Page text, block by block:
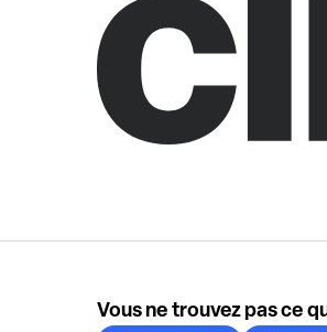
Vous ne trouvez pas ce